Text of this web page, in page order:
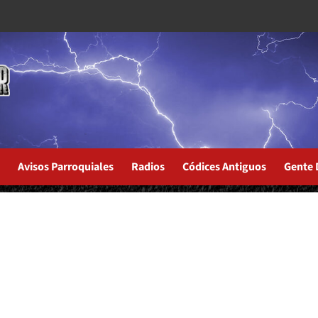
Avisos Parroquiales Radios Códices Antiguos Gente